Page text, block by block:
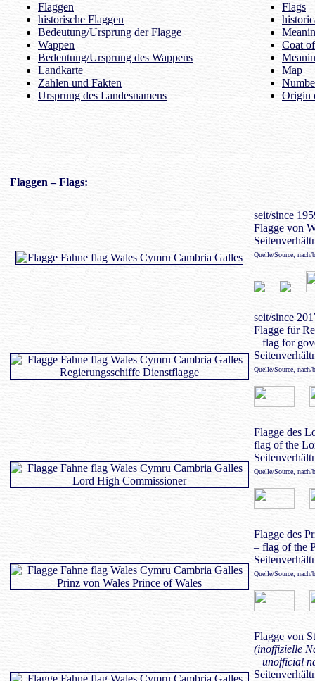
Flaggen
historische Flaggen
Bedeutung/Ursprung der Flagge
Wappen
Bedeutung/Ursprung des Wappens
Landkarte
Zahlen und Fakten
Ursprung des Landesnamens
Flags
Coat
Map
Origin
Flaggen – Flags:
seit/since
Flagge von
Quelle/Source,
seit/since
Flagge für
– flag for
Quelle/Source,
Flagge des
flag of the
Quelle/Source,
Flagge des
– flag of the
Quelle/Source,
Flagge von
(inoffizielle
– unofficial